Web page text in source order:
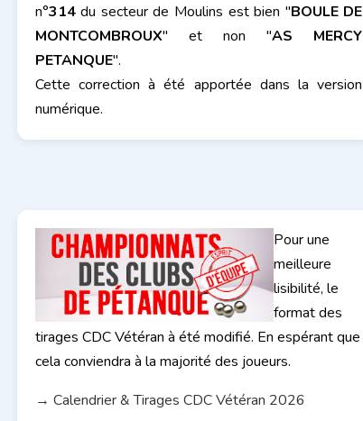
n°314du secteur de Moulins est bien "BOULE DE
MONTCOMBROUX" et non "AS MERCY
PETANQUE".
Cette correction à été apportée dans la version
numérique.
Pour une
meilleure
lisibilité, le
format des
tirages CDC Vétéran à été modifié. En espérant que
cela conviendra à la majorité des joueurs.
→ Calendrier & Tirages CDC Vétéran 2026